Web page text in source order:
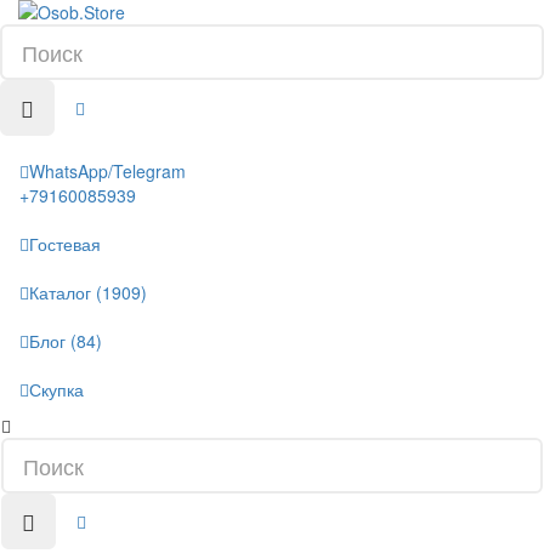
WhatsApp/Telegram
+79160085939
Гостевая
Каталог (1909)
Блог (84)
Скупка